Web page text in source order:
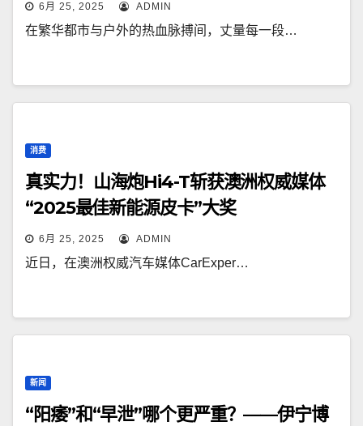
6月 25, 2025 ADMIN
在繁华都市与户外的热血脉搏间，丈量每一段…
消费
真实力！山海炮Hi4-T斩获澳洲权威媒体
“2025最佳新能源皮卡”大奖
6月 25, 2025 ADMIN
近日，在澳洲权威汽车媒体CarExper…
新闻
“阳痿”和“早泄”哪个更严重？——伊宁博